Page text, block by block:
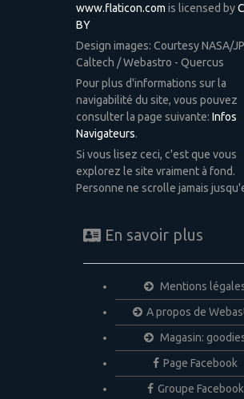
www.flaticon.com is licensed by
BY
Design images: Courtesy NASA/
Caltech / Webastro - Quercus
Pour plus d'informations sur la
navigabilité du site, vous pouvez
consulter la page suivante: Infos
Navigateurs.
Si vous lisez ceci, c'est que vous
explorez le site vraiment à fond.
Personne ne scrolle jamais
En savoir plus
Mentions
A propos de
Magasin:
Page Facebook
Groupe Facebook